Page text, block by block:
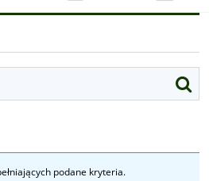
podane kryteria.